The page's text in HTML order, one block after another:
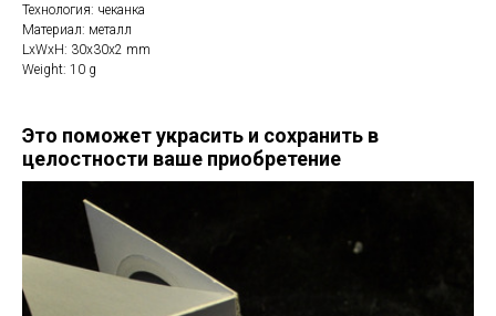
Технология: чеканка
Материал: металл
LxWxH: 30x30x2 mm
Weight: 10 g
Это поможет украсить и сохранить в
целостности ваше приобретение